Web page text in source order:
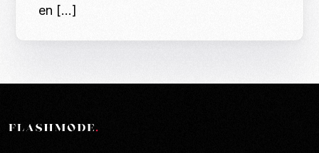
en […]